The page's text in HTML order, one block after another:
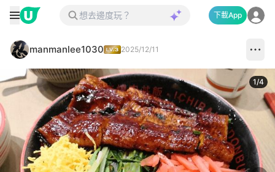
下載App
manmanlee1030 2025/12/11
1/4